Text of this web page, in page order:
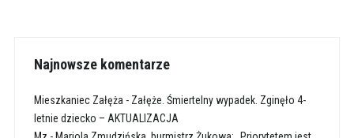
Najnowsze komentarze
Mieszkaniec Załęża - Załęże. Śmiertelny wypadek. Zginęło 4-
letnie dziecko – AKTUALIZACJA